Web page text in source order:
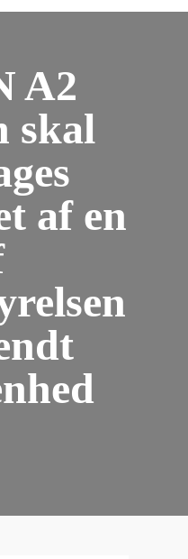
A2
skal
af en